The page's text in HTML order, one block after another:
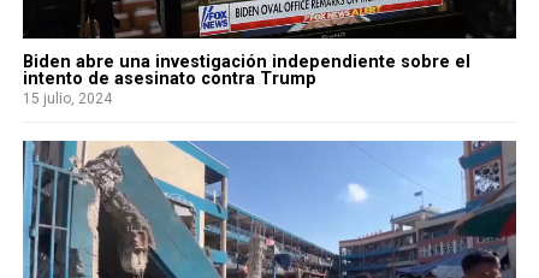
Biden abre una investigación independiente sobre el
intento de asesinato contra Trump
15 julio, 2024